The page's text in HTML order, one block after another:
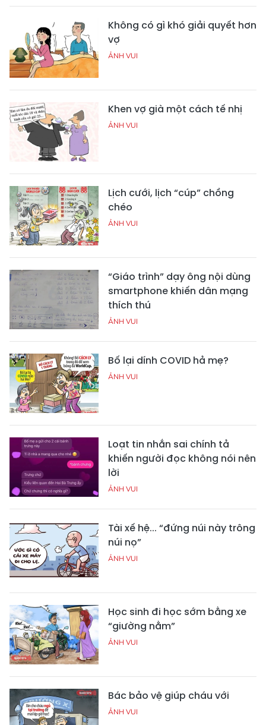
Không có gì khó giải quyết hơn
vợ
ẢNH VUI
Khen vợ già một cách tế nhị
ẢNH VUI
Lịch cưới, lịch “cúp” chồng
chéo
ẢNH VUI
“Giáo trình” dạy ông nội dùng
smartphone khiến dân mạng
thích thú
ẢNH VUI
Bố lại dính COVID hả mẹ?
ẢNH VUI
Loạt tin nhắn sai chính tả
khiến người đọc không nói nên
lời
ẢNH VUI
Tài xế hệ... “đứng núi này trông
núi nọ”
ẢNH VUI
Học sinh đi học sớm bằng xe
“giường nằm”
ẢNH VUI
Bác bảo vệ giúp cháu với
ẢNH VUI